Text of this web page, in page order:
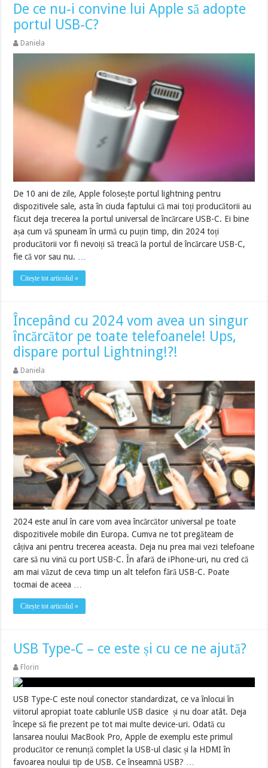
De ce nu-i convine lui Apple să adopte
portul USB-C?
Daniela
De 10 ani de zile, Apple folosește portul lightning pentru
dispozitivele sale, asta în ciuda faptului că mai toți producătorii au
făcut deja trecerea la portul universal de încărcare USB-C. Ei bine
așa cum vă spuneam în urmă cu puțin timp, din 2024 toți
producătorii vor fi nevoiți să treacă la portul de încărcare USB-C,
fie că vor sau nu. …
Citește tot articolul »
Începând cu 2024 vom avea un singur
încărcător pe toate telefoanele! Ups,
dispare portul Lightning!?!
Daniela
2024 este anul în care vom avea încărcător universal pe toate
dispozitivele mobile din Europa. Cumva ne tot pregăteam de
câțiva ani pentru trecerea aceasta. Deja nu prea mai vezi telefoane
care să nu vină cu port USB-C. În afară de iPhone-uri, nu cred că
am mai văzut de ceva timp un alt telefon fără USB-C. Poate
tocmai de aceea …
Citește tot articolul »
USB Type-C – ce este și cu ce ne ajută?
Florin
USB Type-C este noul conector standardizat, ce va înlocui în
viitorul apropiat toate cablurile USB clasice și nu doar atât. Deja
începe să fie prezent pe tot mai multe device-uri. Odată cu
lansarea noului MacBook Pro, Apple de exemplu este primul
producător ce renunță complet la USB-ul clasic și la HDMI în
favoarea noului tip de USB. Ce înseamnă USB? …